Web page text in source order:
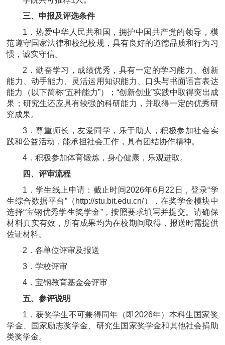
三、申报及评选条件
1．热爱中华人民共和国，拥护中国共产党的领导，模
范遵守国家法律和校纪校规，具有良好的道德品质和行为习
惯，诚实守信。
2．勤奋学习，成绩优秀，具有一定的学习能力、创新
能力、动手能力、灵活运用知识能力、口头与书面语言表达
能力（以下简称“五种能力”）；“创新创业”实践中取得突出成
果；研究生还应具有较强的科研能力，并取得一定的优秀研
究成果。
3．尊重师长，友爱同学，乐于助人，积极参加社会实
践和公益活动，能承担社会工作，具有团结协作精神。
4．积极参加体育锻炼，身心健康，乐观进取。
四、评审流程
1．学生线上申请：截止时间2026年6月22日，登录“学
生综合数据平台”（http://stu.bit.edu.cn/），在奖学金模块中
选择“宝钢优秀学生奖学金”，按照要求填写并提交。请确保
材料真实有效，所有成果均为在校期间取得，报送时需提供
佐证材料。
2．各单位评审及报送
3．学校评审
4．宝钢教育基金会评审
五、参评说明
1．获奖学生不可兼得同年（即2026年）本科生国家奖
学金、国家励志奖学金、研究生国家奖学金和其他社会捐助
类奖学金。